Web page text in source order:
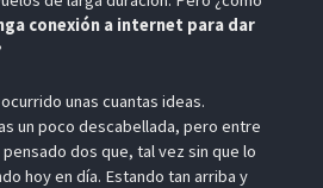
conexión a internet para dar
unas cuantas ideas.
un poco descabellada, pero entre
dos que, tal vez sin que lo
hoy en día. Estando tan arriba y